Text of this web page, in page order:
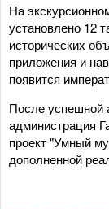
На
установлено 12
исторических
приложения и
появится
После успешной
администрация
проект "Умный
дополненной